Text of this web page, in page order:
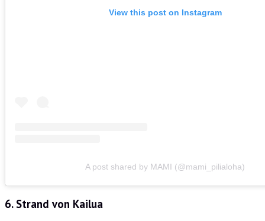
View this post on Instagram
A post shared by MAMI (@mami_pilialoha)
6. Strand von Kailua